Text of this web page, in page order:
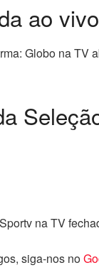
ao vivo
Globo na TV
na TV
siga-nos no